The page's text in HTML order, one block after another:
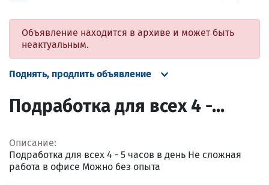
Объявление находится в архиве и может быть
неактуальным.
Подработка для всех 4 -...
Поднять, продлить объявление
Описание:
Подработка для всех 4 - 5 часов в день Не сложная
работа в офисе Можно без опыта